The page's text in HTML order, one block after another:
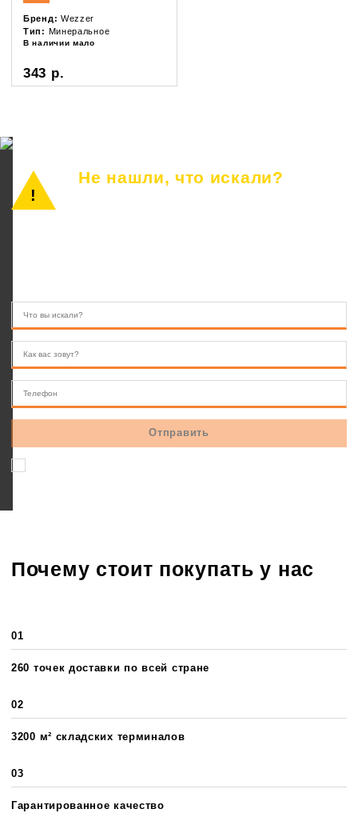
Бренд: Wezzer
Тип: Минеральное
В наличии мало
343 р.
Не нашли, что искали?
Почему стоит покупать у нас
01
260 точек доставки по всей стране
02
3200 м² складских терминалов
03
Гарантированное качество